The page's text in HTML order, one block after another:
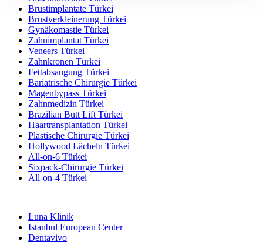
Brustimplantate Türkei
Brustverkleinerung Türkei
Gynäkomastie Türkei
Zahnimplantat Türkei
Veneers Türkei
Zahnkronen Türkei
Fettabsaugung Türkei
Bariatrische Chirurgie Türkei
Magenbypass Türkei
Zahnmedizin Türkei
Brazilian Butt Lift Türkei
Haartransplantation Türkei
Plastische Chirurgie Türkei
Hollywood Lächeln Türkei
All-on-6 Türkei
Sixpack-Chirurgie Türkei
All-on-4 Türkei
Luna Klinik
Istanbul European Center
Dentavivo